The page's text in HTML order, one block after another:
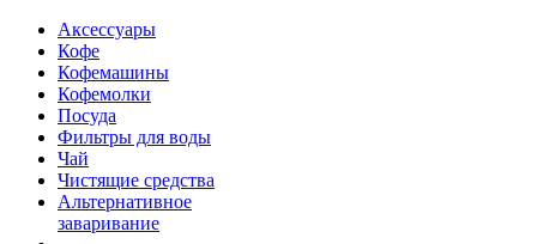
Аксессуары
Кофе
Кофемашины
Кофемолки
Посуда
Фильтры для воды
Чай
Чистящие средства
Альтернативное
заваривание